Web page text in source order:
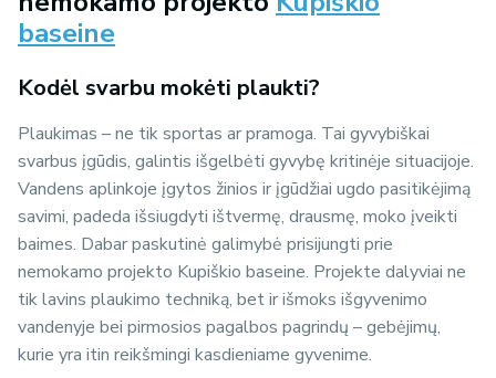
baseine
Kodėl svarbu mokėti plaukti?
Plaukimas – ne tik sportas ar pramoga. Tai gyvybiškai
svarbus įgūdis, galintis išgelbėti gyvybę kritinėje situacijoje.
Vandens aplinkoje įgytos žinios ir įgūdžiai ugdo pasitikėjimą
savimi, padeda išsiugdyti ištvermę, drausmę, moko įveikti
baimes. Dabar paskutinė galimybė prisijungti prie
nemokamo projekto Kupiškio baseine. Projekte dalyviai ne
tik lavins plaukimo techniką, bet ir išmoks išgyvenimo
vandenyje bei pirmosios pagalbos pagrindų – gebėjimų,
kurie yra itin reikšmingi kasdieniame gyvenime.